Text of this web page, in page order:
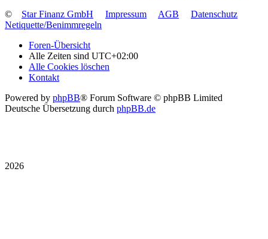
©
Star Finanz GmbH Impressum AGB
Datenschutz
Netiquette/Benimmregeln
Foren-Übersicht
Alle Zeiten sind UTC+02:00
Alle Cookies löschen
Kontakt
Powered by phpBB® Forum Software © phpBB Limited
Deutsche Übersetzung durch phpBB.de
2026